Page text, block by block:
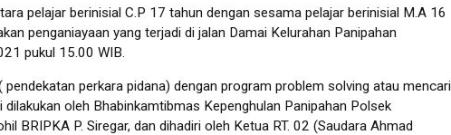
pelajar berinisial C.P 17 tahun dengan sesama pelajar berinisial M.A 16
penganiayaan yang terjadi di jalan Damai Kelurahan Panipahan
pukul 15.00 WIB.
perkara pidana) dengan program problem solving atau mencari
dilakukan oleh Bhabinkamtibmas Kepenghulan Panipahan Polsek
BRIPKA P. Siregar, dan dihadiri oleh Ketua RT. 02 (Saudara Ahmad